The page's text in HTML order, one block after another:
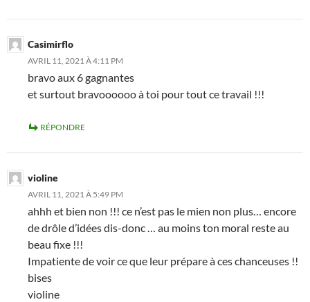
Casimirflo
AVRIL 11, 2021 À 4:11 PM
bravo aux 6 gagnantes
et surtout bravoooooo à toi pour tout ce travail !!!
RÉPONDRE
violine
AVRIL 11, 2021 À 5:49 PM
ahhh et bien non !!! ce n’est pas le mien non plus… encore
de drôle d’idées dis-donc … au moins ton moral reste au
beau fixe !!!
Impatiente de voir ce que leur prépare à ces chanceuses !!
bises
violine